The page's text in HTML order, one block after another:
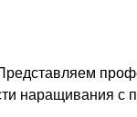
наращивания